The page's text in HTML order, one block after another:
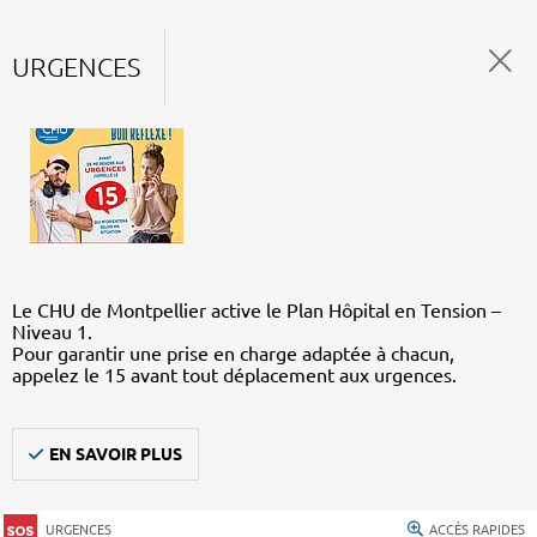
URGENCES
Le CHU de Montpellier active le Plan Hôpital en Tension –
Niveau 1.
Pour garantir une prise en charge adaptée à chacun,
appelez le 15 avant tout déplacement aux urgences.
EN SAVOIR PLUS
URGENCES ACCÈS RAPIDES